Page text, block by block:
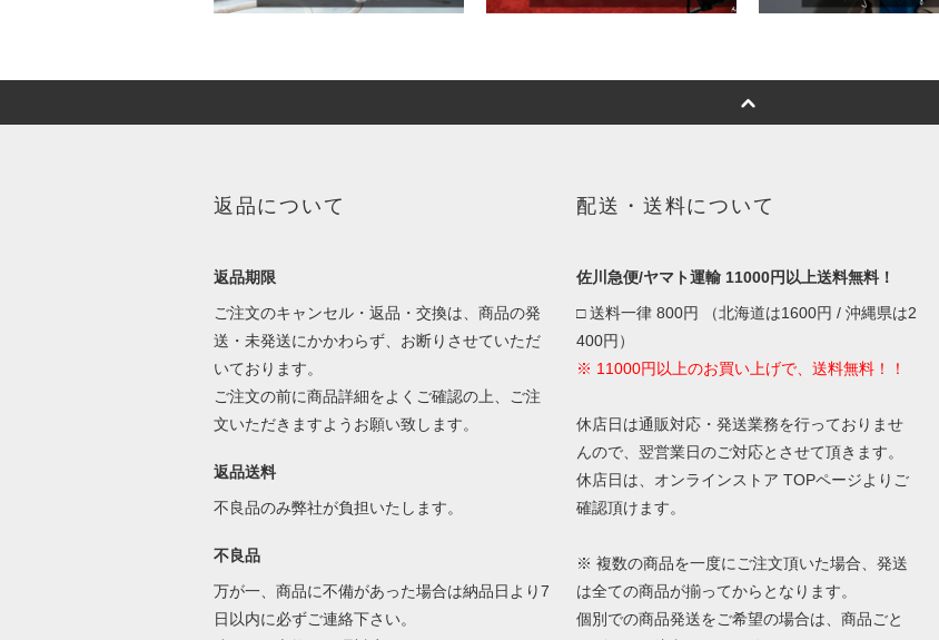
返品について
返品期限
ご注文のキャンセル・返品・交換は、商品の発
送・未発送にかかわらず、お断りさせていただ
いております。
ご注文の前に商品詳細をよくご確認の上、ご注
文いただきますようお願い致します。
返品送料
不良品のみ弊社が負担いたします。
不良品
万が一、商品に不備があった場合は納品日より7
日以内に必ずご連絡下さい。
配送・送料について
佐川急便/ヤマト運輸 11000円以上送料無料！
□ 送料一律 800円 （北海道は1600円 / 沖縄県は2
400円）
※ 11000円以上のお買い上げで、送料無料！！
休店日は通販対応・発送業務を行っておりませ
んので、翌営業日のご対応とさせて頂きます。
休店日は、オンラインストア TOPページよりご
確認頂けます。
※ 複数の商品を一度にご注文頂いた場合、発送
は全ての商品が揃ってからとなります。
個別での商品発送をご希望の場合は、商品ごと